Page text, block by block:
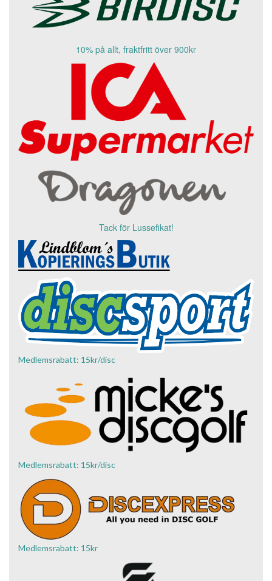
10% på allt, fraktfritt över 900kr
Tack för Lussefikat!
Medlemsrabatt: 15kr/disc
Medlemsrabatt: 15kr/disc
Medlemsrabatt: 15kr